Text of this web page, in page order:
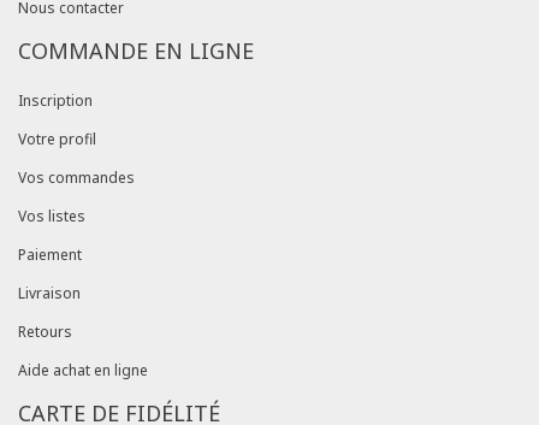
Nous contacter
COMMANDE EN LIGNE
Inscription
Votre profil
Vos commandes
Vos listes
Paiement
Livraison
Retours
Aide achat en ligne
CARTE DE FIDÉLITÉ